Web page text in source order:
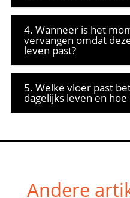
4. Wanneer is het
vervangen omdat
leven past?
5. Welke vloer past
dagelijks leven en hoe
Andere